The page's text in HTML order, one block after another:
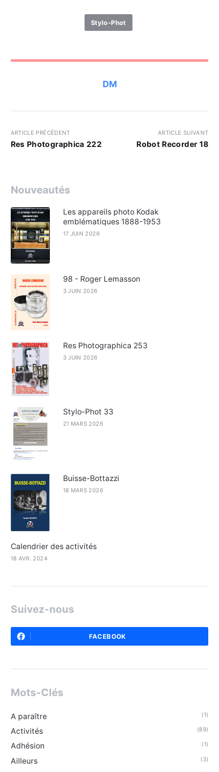
Stylo-Phot
DM
ARTICLE PRÉCÉDENT
Res Photographica 222
ARTICLE SUIVANT
Robot Recorder 18
Nouveautés
Les appareils photo Kodak
emblématiques 1888-1953
17 JUIN 2026
98 - Roger Lemasson
3 JUIN 2026
Res Photographica 253
3 JUIN 2026
Stylo-Phot 33
21 MARS 2026
Buisse-Bottazzi
18 MARS 2026
Calendrier des activités
18 AVR. 2024
Suivez-nous
FACEBOOK
Mots-Clés
A paraître (1)
Activités (89)
Adhésion (1)
Ailleurs (3)